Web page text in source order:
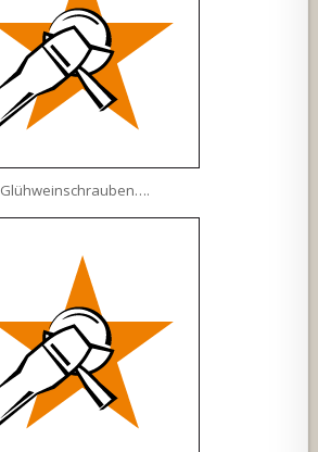
Glühweinschrauben….